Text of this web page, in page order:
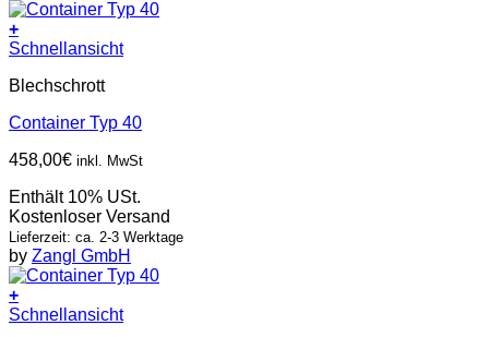
+
Schnellansicht
Blechschrott
Container Typ 40
458,00€ inkl. MwSt
Enthält 10% USt.
Kostenloser Versand
Lieferzeit: ca. 2-3 Werktage
by Zangl GmbH
+
Schnellansicht